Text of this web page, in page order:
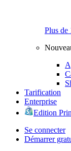
Plus de
Tarification
Enterprise
Edition
Se connecter
Démarrer